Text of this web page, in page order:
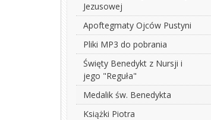
Jezusowej
Apoftegmaty Ojców Pustyni
Pliki MP3 do pobrania
Święty Benedykt z Nursji i
jego "Reguła"
Medalik św. Benedykta
Książki Piotra